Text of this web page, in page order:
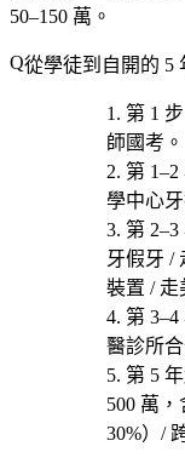
50–150 萬。
從學徒到自開的 5
第 1 步
師國考。
第 1–2
學中心
第 2–3
牙假牙 /
裝置 / 走
第 3–4
醫診所合
第 5
500 萬
30%）/